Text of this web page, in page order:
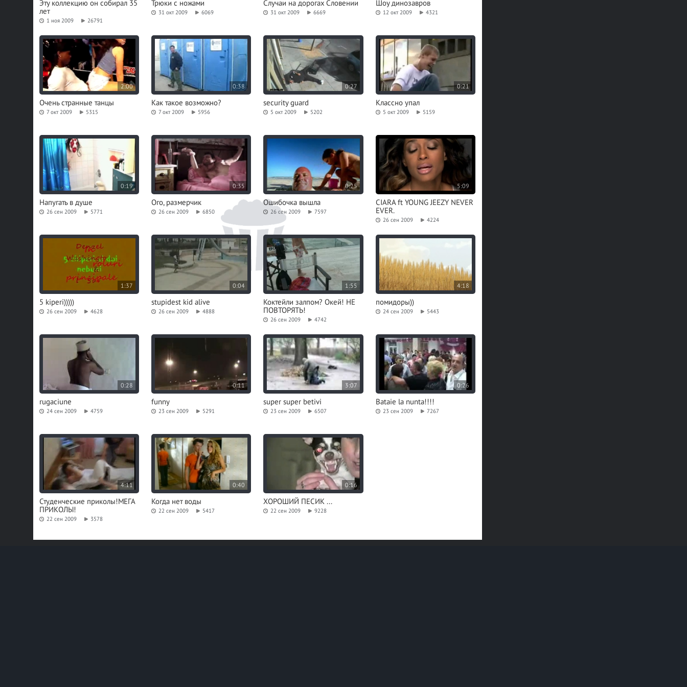
Эту коллекцию он собирал 35
лет
1 ноя 2009 26791
Трюки с ножами
31 окт 2009 6069
Случаи на дорогах Словении
31 окт 2009 6669
Шоу динозавров
12 окт 2009 4321
2:00
Очень странные танцы
7 окт 2009 5315
0:38
Как такое возможно?
7 окт 2009 5956
0:27
security guard
5 окт 2009 5202
0:21
Классно упал
5 окт 2009 5159
0:19
Напугать в душе
26 сен 2009 5771
0:35
Ого, размерчик
26 сен 2009 6850
0:25
Ошибочка вышла
26 сен 2009 7597
5:09
CIARA ft YOUNG JEEZY NEVER
EVER.
26 сен 2009 4224
1:37
5 kiperi)))))
26 сен 2009 4628
0:04
stupidest kid alive
26 сен 2009 4888
1:55
Коктейли залпом? Окей! НЕ
ПОВТОРЯТЬ!
26 сен 2009 4742
4:18
помидоры))
24 сен 2009 5443
0:28
rugaciune
24 сен 2009 4759
0:11
funny
23 сен 2009 5291
3:07
super super betivi
23 сен 2009 6507
0:26
Bataie la nunta!!!!
23 сен 2009 7267
4:11
Студенческие приколы!МЕГА
ПРИКОЛЫ!
22 сен 2009 3578
0:40
Когда нет воды
22 сен 2009 5417
0:16
ХОРОШИЙ ПЕСИК ...
22 сен 2009 9228